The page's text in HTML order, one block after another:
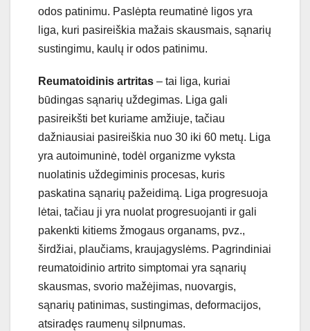
odos patinimu. Pas ėpta reumatinė ligos yra
iga, kuri pasireiškia mažais skausmais, sąnarių
sustingimu, kaul ų ir odos patinimu.
Reumatoidinis artritas – tai iga, kuriai
būdingas sąnarių uždegimas. Liga gali
pasireikšti betkuriame amžiuje, tačiau
dažniausiai pasireiškia nuo 30 iki 60 metų. Liga
yra autoimuninė, todė organizme vyksta
nuol atinis uždegiminis procesas, kuris
paskatina sąnarių pažeidimą. Liga progresuoja
ėtai, tačiau ji yra nuol atprogresuojanti ir gali
pakenkti kitiems žmogaus organams, pvz.,
širdžiai, pl aučiams, kraujagys ėms. Pagrindiniai
reumatoidinio artrito simptomai yra sąnarių
skausmas, svorio mažėjimas, nuovargis,
sąnarių patinimas, sustingimas, deformacijos,
atsiradęs raumenų sil pnumas.